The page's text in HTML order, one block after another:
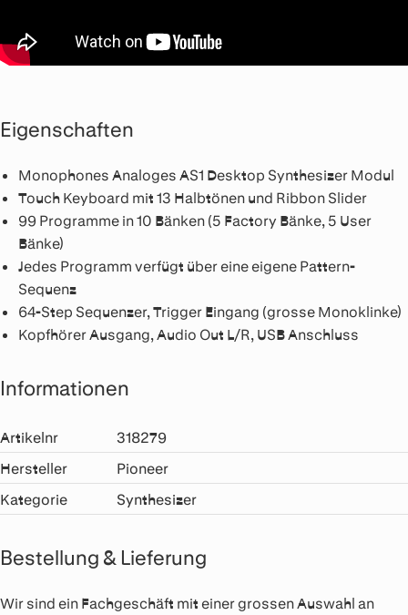
Eigenschaften
Monophones Analoges AS1 Desktop Synthesizer Modul
Touch Keyboard mit 13 Halbtönen und Ribbon Slider
99 Programme in 10 Bänken (5 Factory Bänke, 5 User
Bänke)
Jedes Programm verfügt über eine eigene Pattern-
Sequenz
64-Step Sequenzer, Trigger Eingang (grosse Monoklinke)
Kopfhörer Ausgang, Audio Out L/R, USB Anschluss
Informationen
Artikelnr
318279
Hersteller
Pioneer
Kategorie
Synthesizer
Bestellung & Lieferung
Wir sind ein Fachgeschäft mit einer grossen Auswahl an